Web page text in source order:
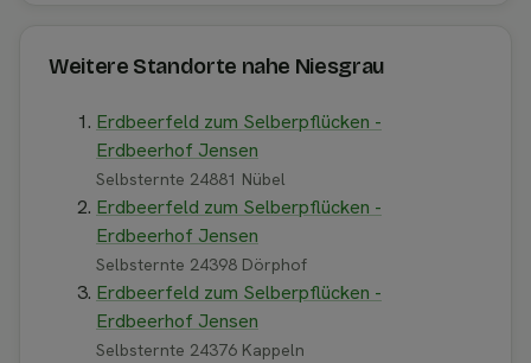
Weitere Standorte nahe Niesgrau
Erdbeerfeld zum Selberpflücken -
Erdbeerhof Jensen
Selbsternte 24881 Nübel
Erdbeerfeld zum Selberpflücken -
Erdbeerhof Jensen
Selbsternte 24398 Dörphof
Erdbeerfeld zum Selberpflücken -
Erdbeerhof Jensen
Selbsternte 24376 Kappeln